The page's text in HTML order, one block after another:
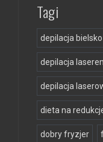
Tagi
depilacja bielsko
depilacja
depilacja
dieta na
dobry fryzjer